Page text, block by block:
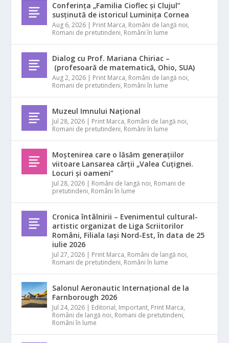
Conferința „Familia Cioflec și Clujul”
susținută de istoricul Luminița Cornea
Aug 6, 2026 | Print Marca, Români de langă noi,
Romani de pretutindeni, Români în lume
Dialog cu Prof. Mariana Chiriac –
(profesoară de matematică, Ohio, SUA)
Aug 2, 2026 | Print Marca, Români de langă noi,
Romani de pretutindeni, Români în lume
Muzeul Imnului Național
Jul 28, 2026 | Print Marca, Români de langă noi,
Romani de pretutindeni, Români în lume
Moștenirea care o lăsăm generațiilor
viitoare Lansarea cărții „Valea Cuțignei.
Locuri și oameni”
Jul 28, 2026 | Români de langă noi, Romani de
pretutindeni, Români în lume
Cronica întâlnirii – Evenimentul cultural-
artistic organizat de Liga Scriitorilor
Români, Filiala Iași Nord-Est, în data de 25
iulie 2026
Jul 27, 2026 | Print Marca, Români de langă noi,
Romani de pretutindeni, Români în lume
Salonul Aeronautic Internațional de la
Farnborough 2026
Jul 24, 2026 | Editorial, Important, Print Marca,
Români de langă noi, Romani de pretutindeni,
Români în lume